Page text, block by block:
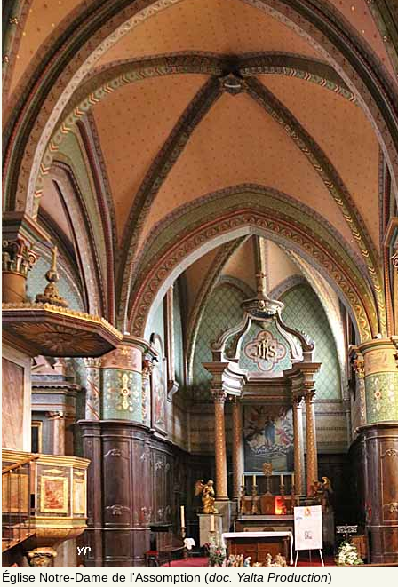
Église Notre-Dame de l'Assomption (doc. Yalta Production)